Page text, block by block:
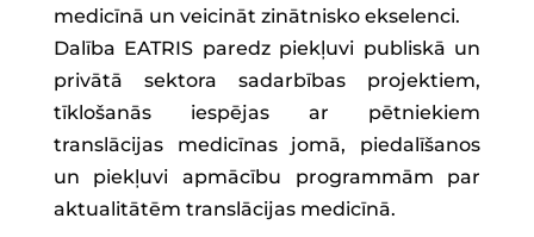
medicīnā un veicināt zinātnisko ekselenci.
Dalība EATRIS paredz piekļuvi publiskā un
privātā sektora sadarbības projektiem,
tīklošanās iespējas ar pētniekiem
translācijas medicīnas jomā, piedalīšanos
un piekļuvi apmācību programmām par
aktualitātēm translācijas medicīnā.